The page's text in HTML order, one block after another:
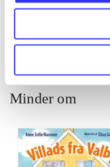
...
Minder om